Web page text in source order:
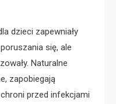
dzieci zapewniały
się, ale
Naturalne
zapobiegają
przed infekcjami